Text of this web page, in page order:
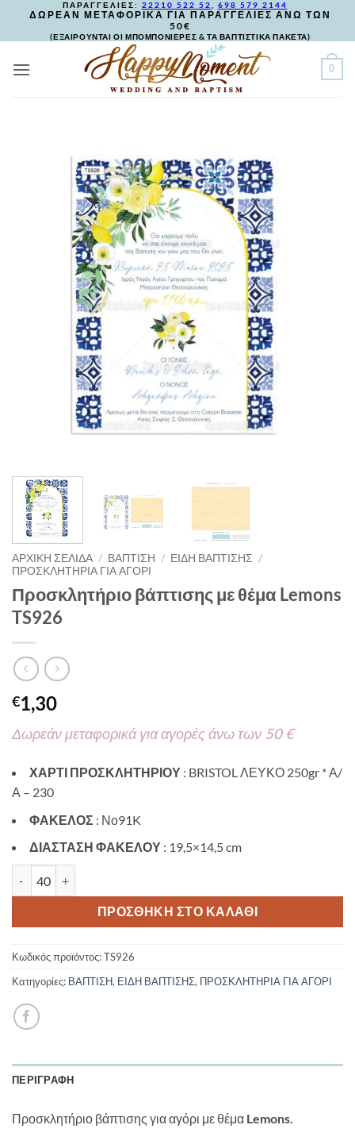
ΠΑΡΑΓΓΕΛΙΕΣ: 22210 522 52 698 579 2144
ΔΩΡΕΑΝ ΜΕΤΑΦΟΡΙΚΑ ΓΙΑ ΠΑΡΑΓΓΕΛΙΕΣ ΑΝΩ ΤΩΝ
50€
(ΕΞΑΙΡΟΥΝΤΑΙ ΟΙ ΜΠΟΜΠΟΝΙΕΡΕΣ & ΤΑ ΒΑΠΤΙΣΤΙΚΑ ΠΑΚΕΤΑ)
0
ΑΡΧΙΚΉ ΣΕΛΊΔΑ / ΒΑΠΤΙΣΗ / ΕΙΔΗ ΒΑΠΤΙΣΗΣ /
ΠΡΟΣΚΛΗΤΗΡΙΑ ΓΙΑ ΑΓΟΡΙ
Προσκλητήριο βάπτισης με θέμα Lemons
TS926
€1,30
Δωρεάν μεταφορικά για αγορές άνω των 50 €
ΧΑΡΤΙ ΠΡΟΣΚΛΗΤΗΡΙΟΥ : BRISTOL ΛΕΥΚΟ 250gr * Α/
Α – 230
ΦΑΚΕΛΟΣ : Νο91K
ΔΙΑΣΤΑΣΗ ΦΑΚΕΛΟΥ : 19,5×14,5 cm
ΠΡΟΣΘΉΚΗ ΣΤΟ ΚΑΛΆΘΙ
Κωδικός προϊόντος:TS926
Κατηγορίες: ΒΑΠΤΙΣΗ, ΕΙΔΗ ΒΑΠΤΙΣΗΣ, ΠΡΟΣΚΛΗΤΗΡΙΑ ΓΙΑ ΑΓΟΡΙ
ΠΕΡΙΓΡΑΦΉ
Προσκλητήριο βάπτισης για αγόρι με θέμα Lemons.